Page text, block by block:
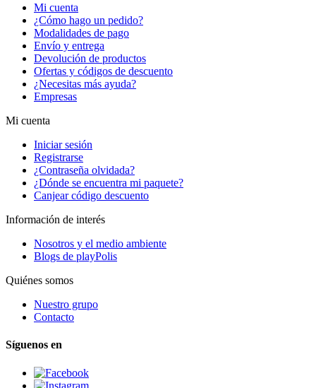
Mi cuenta
¿Cómo hago un pedido?
Modalidades de pago
Envío y entrega
Devolución de productos
Ofertas y códigos de descuento
¿Necesitas más ayuda?
Empresas
Mi cuenta
Iniciar sesión
Registrarse
¿Contraseña olvidada?
¿Dónde se encuentra mi paquete?
Canjear código descuento
Información de interés
Nosotros y el medio ambiente
Blogs de playPolis
Quiénes somos
Nuestro grupo
Contacto
Síguenos en